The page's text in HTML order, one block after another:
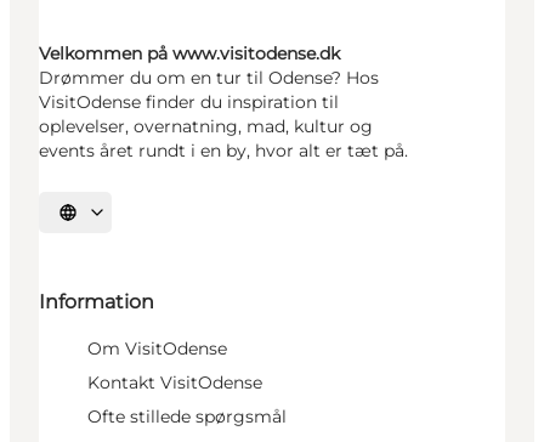
Velkommen på www.visitodense.dk
Drømmer du om en tur til Odense? Hos
VisitOdense finder du inspiration til
oplevelser, overnatning, mad, kultur og
events året rundt i en by, hvor alt er tæt på.
Vælg sprog
Information
Om VisitOdense
Kontakt VisitOdense
Ofte stillede spørgsmål